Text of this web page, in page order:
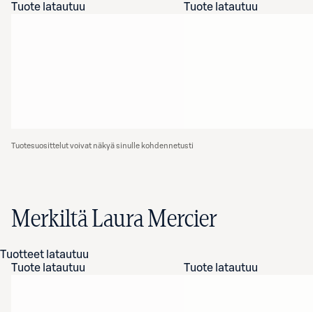
Tuote latautuu
Tuote latautuu
Tuotesuosittelut voivat näkyä sinulle kohdennetusti
Merkiltä Laura Mercier
Tuotteet latautuu
Tuote latautuu
Tuote latautuu